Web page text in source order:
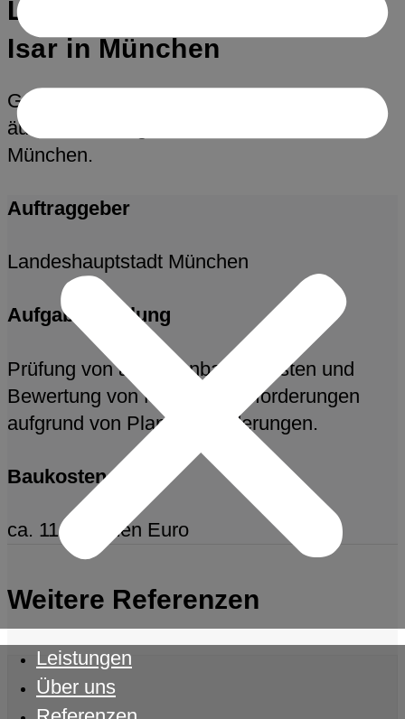
Leistungen
Über uns
Ludwigsbrücken über die
Isar in München
Generalinstandsetzung der inneren und
äußeren Ludwigsbrücke über die Isar in
München.
Auftraggeber
Landeshauptstadt München
Aufgabenstellung
Prüfung von anrechenbaren Kosten und
Bewertung von Mehrhonorarforderungen
aufgrund von Planungsänderungen.
Baukosten
ca. 11 Millionen Euro
Weitere Referenzen